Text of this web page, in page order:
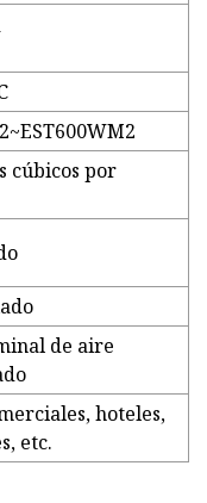
cúbicos por
de aire
hoteles,
etc.